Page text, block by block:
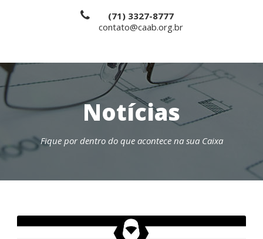
(71) 3327-8777
contato@caab.org.br
Notícias
Fique por dentro do que acontece na sua Caixa